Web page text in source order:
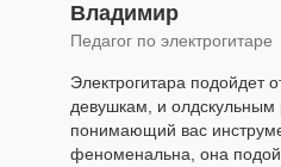
Владимир
Педагог по электрогитаре
Электрогитара подойдет
девушкам, и
понимающий вас
феноменальна, она